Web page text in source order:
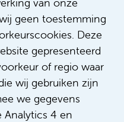
geen toestemming
Deze
gepresenteerd
of regio waar
wij gebruiken zijn
we gegevens
Analytics 4 en